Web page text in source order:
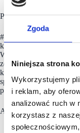
Zgoda
Niniejsza strona
Wykorzystujemy
i reklam, aby
analizować ruch w
korzystasz z
Partnerem Afterparty jest
#scf2025fall wyróżnia
która podczas tej edycji
Wszyscy zarejestrowani
ze specjalnego systemu
kontaktów biznesowych.
sposób umówić się na
partnerami czy
Avy wziąć udział w